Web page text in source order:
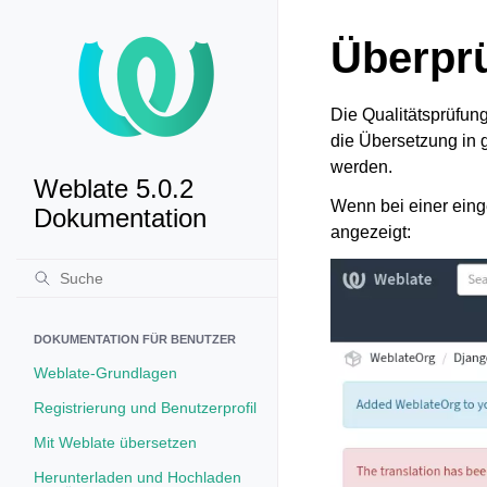
Weblate 5.0.2
Dokumentation
DOKUMENTATION FÜR BENUTZER
Weblate-Grundlagen
Registrierung und Benutzerprofil
Mit Weblate übersetzen
Herunterladen und Hochladen
Die
die Übersetzung in
werden.
Wenn bei einer
angezeigt: